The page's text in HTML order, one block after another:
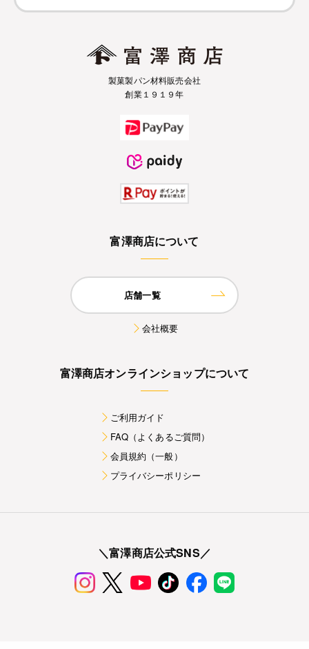
製菓製パン材料販売会社
創業１９１９年
富澤商店について
店舗一覧
会社概要
富澤商店オンラインショップについて
ご利用ガイド
FAQ（よくあるご質問）
会員規約（一般）
プライバシーポリシー
＼富澤商店公式SNS／